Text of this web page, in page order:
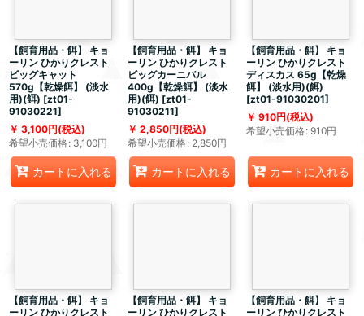
【飼育用品・餌】 キョ
ーリン ひかりクレスト
ビッグキャット
570g【乾燥餌】 (淡水
用)(餌) [zt01-
91030221]
3,100円(税込)
希望小売価格: 3,100円
カートに入れる
【飼育用品・餌】 キョ
ーリン ひかりクレスト
ビッグカーニバル
400g【乾燥餌】 (淡水
用)(餌) [zt01-
91030211]
2,850円(税込)
希望小売価格: 2,850円
カートに入れる
【飼育用品・餌】 キョ
ーリン ひかりクレスト
ディスカス 65g【乾燥
餌】 (淡水用)(餌)
[zt01-91030201]
910円(税込)
希望小売価格: 910円
カートに入れる
【飼育用品・餌】 キョ
ーリン ひかりクレスト
【飼育用品・餌】 キョ
ーリン ひかりクレスト
【飼育用品・餌】 キョ
ーリン ひかりクレスト